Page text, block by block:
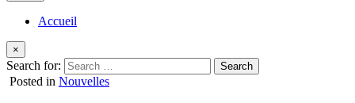
Accueil
×
Search for:
Posted in Nouvelles